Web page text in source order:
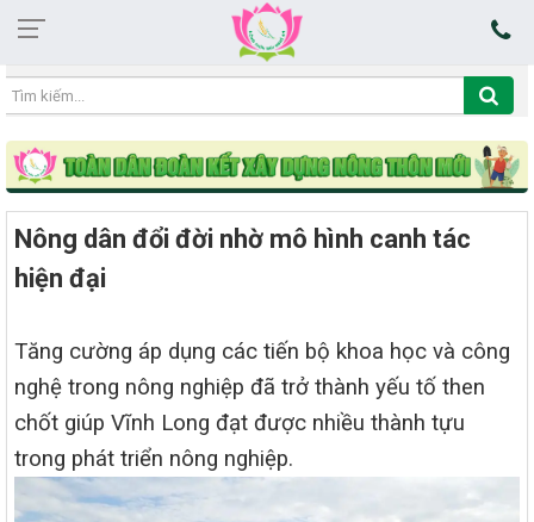
18:54:21 07/08/2026
Nông dân đổi đời nhờ mô hình canh tác
hiện đại
Tăng cường áp dụng các tiến bộ khoa học và công
nghệ trong nông nghiệp đã trở thành yếu tố then
chốt giúp Vĩnh Long đạt được nhiều thành tựu
trong phát triển nông nghiệp.